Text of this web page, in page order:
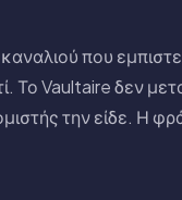
που
Vaultaire δεν
την είδε. Η